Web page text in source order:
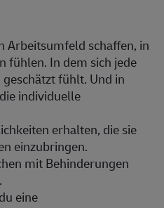
Arbeitsumfeld schaffen, in
fühlen. In dem sich jede
fühlt. Und in
individuelle
erhalten, die sie
einzubringen.
mit Behinderungen
eine